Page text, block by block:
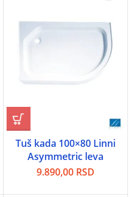
Tuš kada 100×80 Linni
Asymmetric leva
9.890,00 RSD